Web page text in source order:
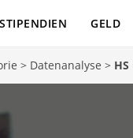
STIPENDIEN GELD
> Datenanalyse >